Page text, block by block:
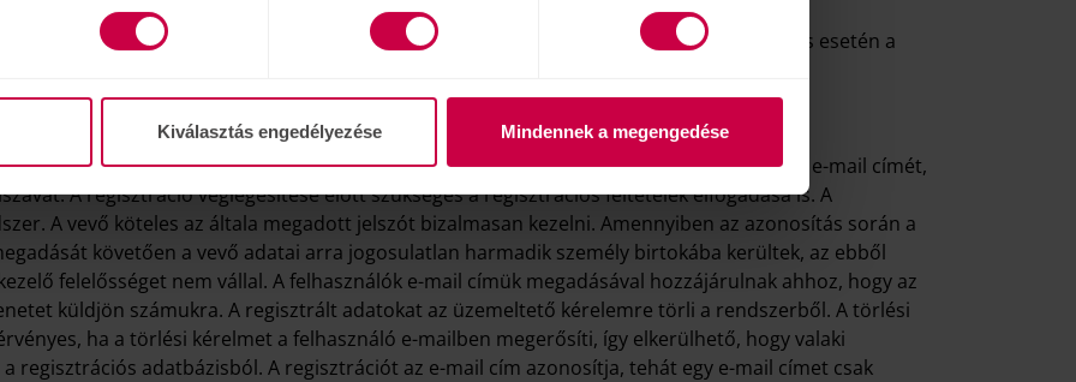
Kiválasztás engedélyezése Mindennek a megengedése
a megadott e-mail címére visszaigazolást küldünk Önnek. Futárral történő szállítás esetén a
részleteiről. A termék kiszállítására csak ezt követően kerül sor.
regisztrálni szeretne, úgy meg kell adnia a nevét, számlázási és szállítási adatait, e-mail címét,
A regisztráció véglegesítése előtt szükséges a regisztrációs feltételek elfogadása is. A
A vevő köteles az általa megadott jelszót bizalmasan kezelni. Amennyiben az azonosítás során a
követően a vevő adatai arra jogosulatlan harmadik személy birtokába kerültek, az ebből
felelősséget nem vállal. A felhasználók e-mail címük megadásával hozzájárulnak ahhoz, hogy az
küldjön számukra. A regisztrált adatokat az üzemeltető kérelemre törli a rendszerből. A törlési
ha a törlési kérelmet a felhasználó e-mailben megerősíti, így elkerülhető, hogy valaki
regisztrációs adatbázisból. A regisztrációt az e-mail cím azonosítja, tehát egy e-mail címet csak